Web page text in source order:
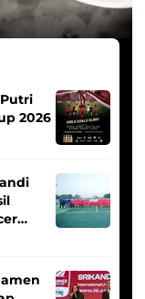
2026